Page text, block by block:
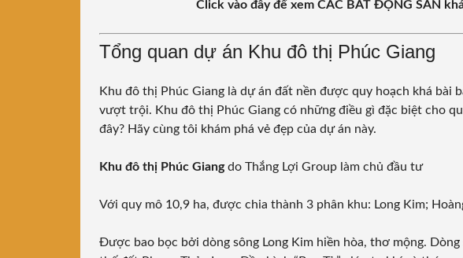
Click vào đây để xem CÁC BẤT ĐỘNG SẢN
Tổng quan dự án Khu đô thị Phúc Giang
Khu đô thị Phúc Giang là dự án đất nền được quy hoạch khá bài
vượt trội. Khu đô thị Phúc Giang có những điều gì đặc biệt cho
đây? Hãy cùng tôi khám phá vẻ đẹp của dự án này.
Khu đô thị Phúc Giangdo Thắng Lợi Group làm chủ đầu tư
Với quy mô 10,9 ha, được chia thành 3 phân khu: Long Kim;
Được bao bọc bởi dòng sông Long Kim hiền hòa, thơ mộng.